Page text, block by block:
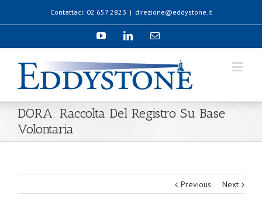
Contattaci: 02 657 2823 | direzione@eddystone.it
DORA: Raccolta Del Registro Su Base
Volontaria
Previous Next